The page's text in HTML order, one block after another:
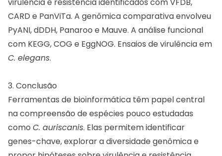
CARD e PanViTa. A genômica comparativa envolveu
PyANI, dDDH, Panaroo e Mauve. A análise funcional
com KEGG, COG e EggNOG. Ensaios de virulência em
C. elegans.
3. Conclusão
Ferramentas de bioinformática têm papel central
na compreensão de espécies pouco estudadas
como C. auriscanis. Elas permitem identificar
genes-chave, explorar a diversidade genômica e